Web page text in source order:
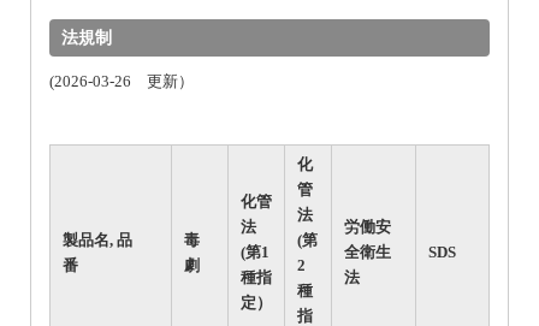
法規制
(2026-03-26 更新）
製品名, 品
番
毒
劇
化管
法
(第1
種指
定）
化
管
法
(第
2
種
指
労働安
全衛生
法
SDS